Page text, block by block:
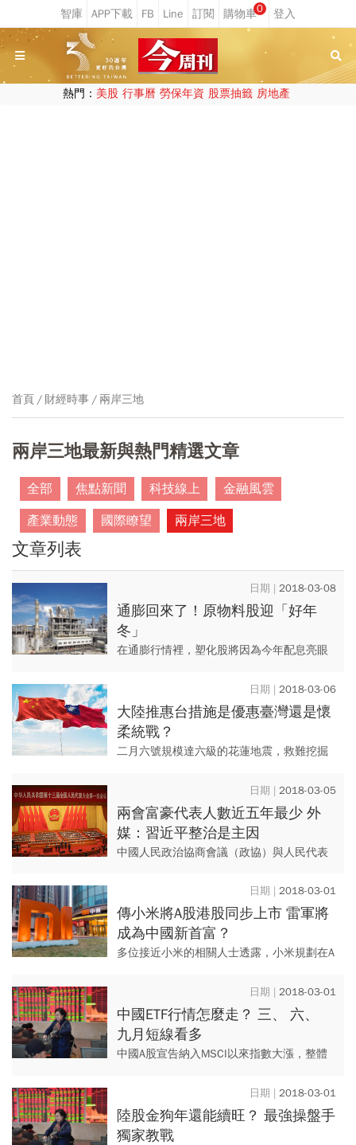
0
熱門： 美股 行事曆 勞保年資 股票抽籤 房地產
首頁 財經時事 兩岸三地
兩岸三地最新與熱門精選文章
全部 焦點新聞 科技線上
金融風雲
產業動態
國際瞭望 兩岸三地
文章列表
2018-03-08
通膨回來了！原物料股迎「好年
冬」
在通膨行情裡，塑化股將因為今年配息亮眼
紙，無一不受到中國政策緊縮影響，龍頭股
獲利最有受惠空間。
2018-03-06
大陸推惠台措施是優惠臺灣還是懷
柔統戰？
二月六號規模達六級的花蓮地震，救難挖掘
聞也完全退出媒體版面，後續的餘震被衛生
紙搶購的風潮徹底蓋過。
2018-03-05
兩會富豪代表人數近五年最少 外
媒：習近平整治是主因
中國人民政治協商會議（政協）與人民代表
除國家主席任期限制外，出席的富豪們也是
外界關注的焦點。
2018-03-01
傳小米將A股港股同步上市 雷軍將
成為中國新首富？
多位接近小米的相關人士透露，小米規劃在A
次阿里、騰訊第三大科技股，雷軍更有望成
為中國新首富！
2018-03-01
中國ETF行情怎麼走？ 三、 六、
九月短線看多
中國A股宣告納入MSCI以來指數大漲，整體
今年的陸股行情？ 有請專家為你指引方向。
2018-03-01
陸股金狗年還能續旺？ 最強操盤手
獨家教戰